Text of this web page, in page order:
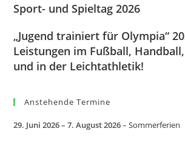
Sport- und Spieltag 2026
„Jugend trainiert für Olympia“
Leistungen im Fußball,
und in der Leichtathletik!
Anstehende Termine
29. Juni 2026– 7. August 2026–Sommerferien